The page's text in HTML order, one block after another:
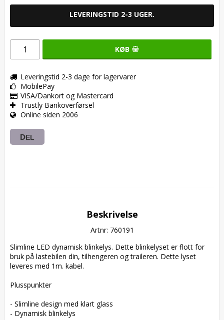
LEVERINGSTID 2-3 UGER.
KØB
Leveringstid 2-3 dage for lagervarer
MobilePay
VISA/Dankort og Mastercard
Trustly Bankoverførsel
Online siden 2006
DEL
Beskrivelse
Artnr: 760191
Slimline LED dynamisk blinkelys. Dette blinkelyset er flott for
bruk på lastebilen din, tilhengeren og traileren. Dette lyset
leveres med 1m. kabel.
Plusspunkter
- Slimline design med klart glass
- Dynamisk blinkelys